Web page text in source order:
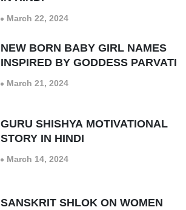
March 22, 2024
NEW BORN BABY GIRL NAMES
INSPIRED BY GODDESS PARVATI
March 21, 2024
GURU SHISHYA MOTIVATIONAL
STORY IN HINDI
March 14, 2024
SANSKRIT SHLOK ON WOMEN